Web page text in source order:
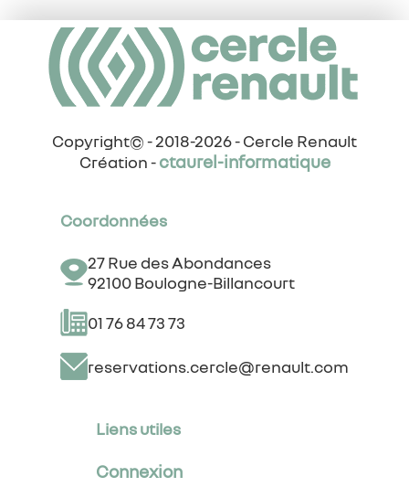
Copyright© - 2018-2026 - Cercle Renault
Création -ctaurel-informatique
Coordonnées
27 Rue des Abondances
92100 Boulogne-Billancourt
01 76 84 73 73
reservations.cercle@renault.com
Liens utiles
Connexion